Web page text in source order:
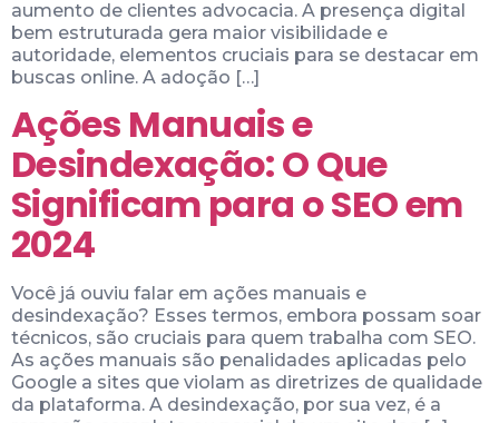
aumento de clientes advocacia. A presença digital
bem estruturada gera maior visibilidade e
autoridade, elementos cruciais para se destacar em
buscas online. A adoção […]
Ações Manuais e
Desindexação: O Que
Significam para o SEO em
2024
Você já ouviu falar em ações manuais e
desindexação? Esses termos, embora possam soar
técnicos, são cruciais para quem trabalha com SEO.
As ações manuais são penalidades aplicadas pelo
Google a sites que violam as diretrizes de qualidade
da plataforma. A desindexação, por sua vez, é a